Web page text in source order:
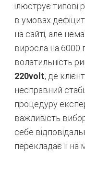
ілюструє типові
в умовах
на сайті, але
виросла на 6000
волатильність
220volt, де
несправний
процедуру
важливість
себе
перекладає її на